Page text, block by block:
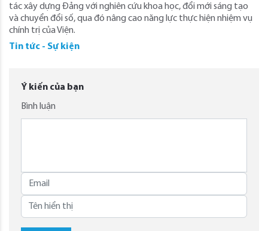
tác xây dựng Đảng với nghiên cứu khoa học, đổi mới sáng tạo
và chuyển đổi số, qua đó nâng cao năng lực thực hiện nhiệm vụ
chính trị của Viện.
Tin tức - Sự kiện
Ý kiến của bạn
Bình luận